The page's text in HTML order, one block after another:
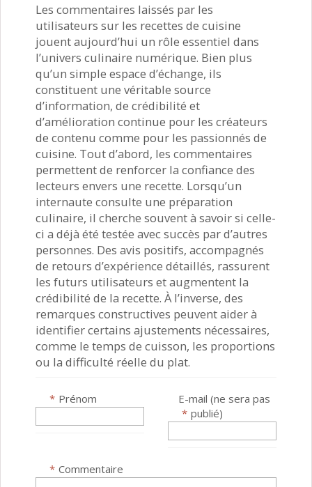
Les commentaires laissés par les
utilisateurs sur les recettes de cuisine
jouent aujourd’hui un rôle essentiel dans
l’univers culinaire numérique. Bien plus
qu’un simple espace d’échange, ils
constituent une véritable source
d’information, de crédibilité et
d’amélioration continue pour les créateurs
de contenu comme pour les passionnés de
cuisine. Tout d’abord, les commentaires
permettent de renforcer la confiance des
lecteurs envers une recette. Lorsqu’un
internaute consulte une préparation
culinaire, il cherche souvent à savoir si celle-
ci a déjà été testée avec succès par d’autres
personnes. Des avis positifs, accompagnés
de retours d’expérience détaillés, rassurent
les futurs utilisateurs et augmentent la
crédibilité de la recette. À l’inverse, des
remarques constructives peuvent aider à
identifier certains ajustements nécessaires,
comme le temps de cuisson, les proportions
ou la difficulté réelle du plat.
Commentaire
*
Prénom
*
E-mail (ne sera pas
publié)
*